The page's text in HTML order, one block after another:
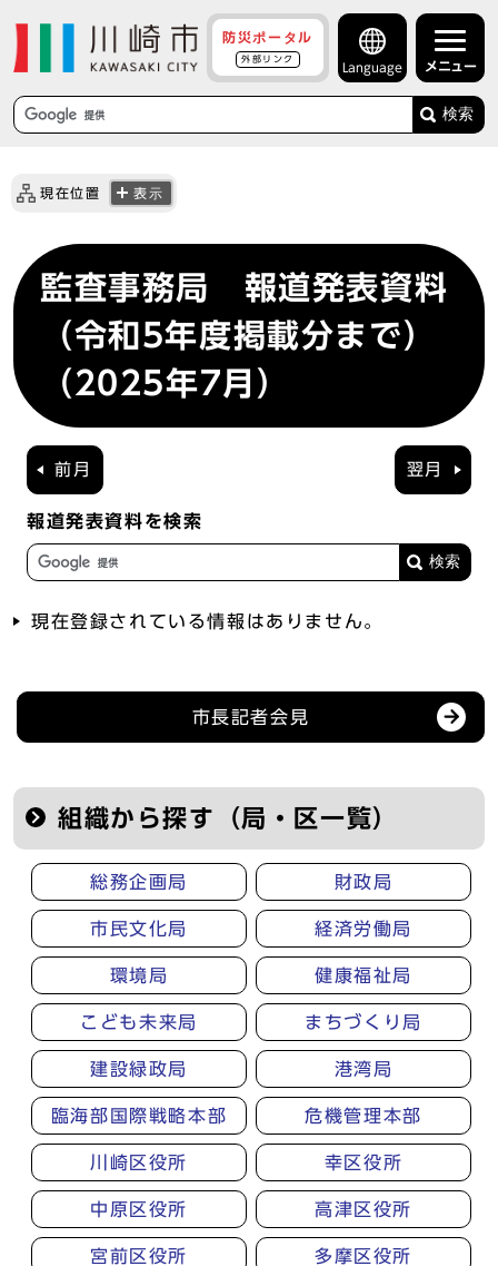
防災ポータル
外部リンク
Language メニュー
検索
現在位置 表示
監査事務局 報道発表資料
（令和5年度掲載分まで）
（2025年7月）
前月 翌月
報道発表資料を検索
現在登録されている情報はありません。
市長記者会見
組織から探す（局・区一覧）
総務企画局 財政局
市民文化局 経済労働局
環境局 健康福祉局
こども未来局 まちづくり局
建設緑政局 港湾局
臨海部国際戦略本部 危機管理本部
川崎区役所 幸区役所
中原区役所 高津区役所
宮前区役所 多摩区役所